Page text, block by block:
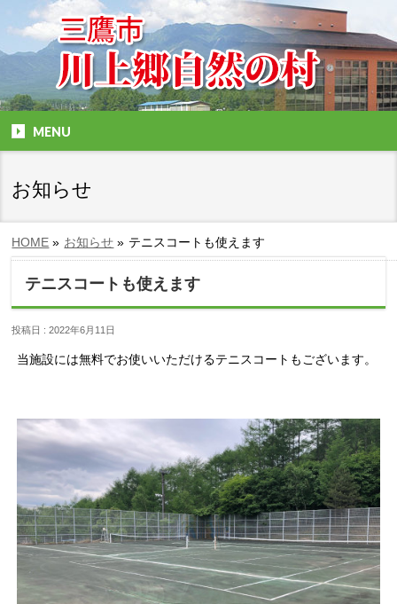
MENU
お知らせ
HOME » お知らせ » テニスコートも使えます
テニスコートも使えます
投稿日 : 2022年6月11日
当施設には無料でお使いいただけるテニスコートもございます。